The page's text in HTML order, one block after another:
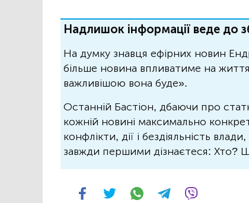
Надлишок інформації веде до
На думку знавця ефірних новин
більше новина впливатиме на
важливішою вона буде».
Останній Бастіон, дбаючи про
кожній новині максимально
конфлікти, дії і бездіяльність
завжди першими дізнаєтеся: